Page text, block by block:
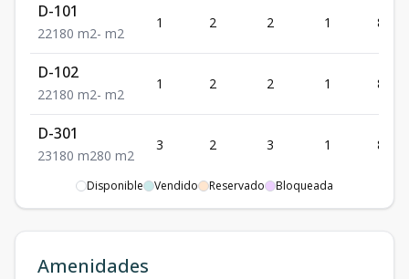
D-101
221 80 m2- m2
1 2 2 1 80
D-102
221 80 m2- m2
1 2 2 1 80
D-301
231 80 m280 m2
3 2 3 1 80
D-302
3 2 3 1 80
Disponible Vendido Reservado Bloqueada
Amenidades